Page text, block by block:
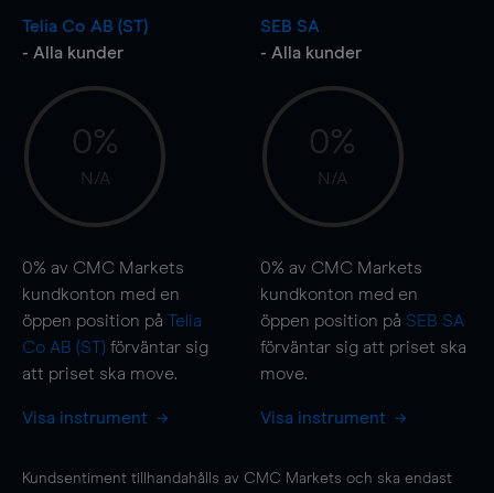
Telia Co AB (ST)
- Alla kunder
0%
N/A
0% av CMC Markets
kundkonton med en
öppen position på Telia
Co AB (ST) förväntar sig
att priset ska move.
Visa instrument
SEB SA
- Alla kunder
0%
N/A
0% av CMC Markets
kundkonton med en
öppen position på SEB SA
förväntar sig att priset ska
move.
Visa instrument
Kundsentiment tillhandahålls av CMC Markets och ska endast